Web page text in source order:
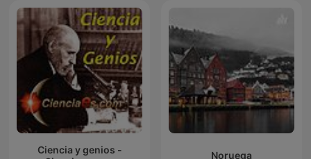
Ciencia y genios -
Noruega